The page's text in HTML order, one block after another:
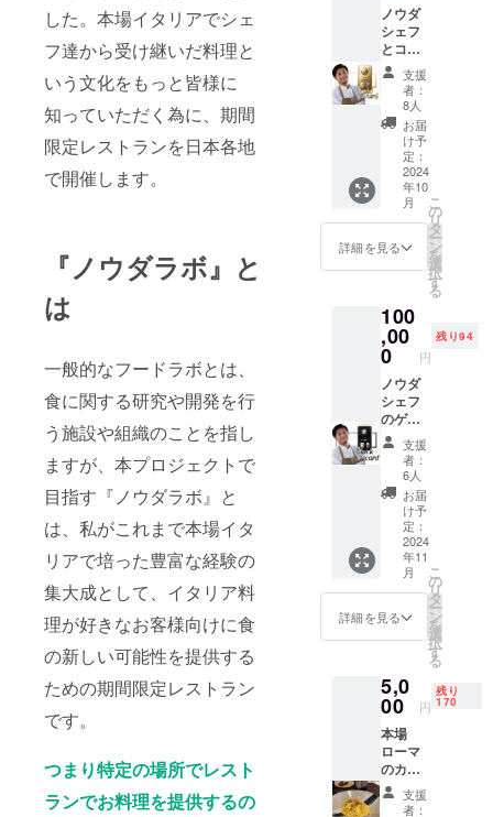
した。本場イタリアでシェ
フ達から受け継いだ料理と
いう文化をもっと皆様に
知っていただく為に、期間
限定レストランを日本各地
で開催します。
『ノウダラボ』と
は
一般的なフードラボとは、
食に関する研究や開発を行
う施設や組織のことを指し
ますが、本プロジェクトで
目指す『ノウダラボ』と
は、私がこれまで本場イタ
リアで培った豊富な経験の
集大成として、イタリア料
理が好きなお客様向けに食
の新しい可能性を提供する
ための期間限定レストラン
です。
つまり特定の場所でレスト
ランでお料理を提供するの
構成 ア
ミュー
ズ 前菜
パスタ
メイン
１ チー
ズ ドル
チェ ド
リンク
代別
ノウダ
シェフ
とコラ
ボシェ
フによ
るゲリ
ラディ
ナー会
員権 こ
ちらは
コラボ
ディ
ナー専
用の会
員権で
効
（2024
年11月
から
2025年
10月末
日ま
で）。
開催日
が決ま
り次第
メール
または
LINEに
て順次
ご連絡
しま
す。 イ
ベント
制※」と
なりま
すので
ご了承
くださ
い。 ※
入札制
とは、
支援
者：
8人
お届
け予
定：
2024
年10
月
詳細を見る
こ
の
リ
タ
ー
ン
を
選
択
す
る
100
,00
0 円
残り94
ノウダ
シェフ
のゲリ
ラレス
トラン
会員権
会員限
定でノ
ウダ
シェフ
が秘密
の場所
でコー
ス料理
を提供
年間有
効
（2024
年11月
から
2025年
10月末
日ま
支援
者：
6人
お届
け予
定：
2024
年11
月
詳細を見る
こ
の
リ
タ
ー
ン
を
選
択
す
る
5,0
00 円
残り
170
本場
ローマ
のカル
ボナー
ラ２皿
支援
者：